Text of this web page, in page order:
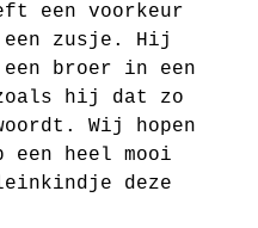
een voorkeur
een zusje. Hij
broer in een
hij dat zo
Wij hopen
een heel mooi
deze